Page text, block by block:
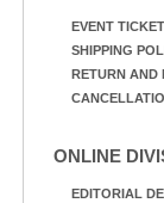
EVENT
SHIPPING
RETURN AND
ONLINE
EDITORIAL